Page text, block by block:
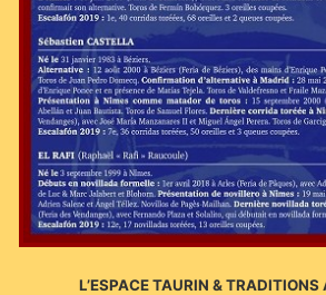
L’ESPACE TAURIN & TRADITIONS